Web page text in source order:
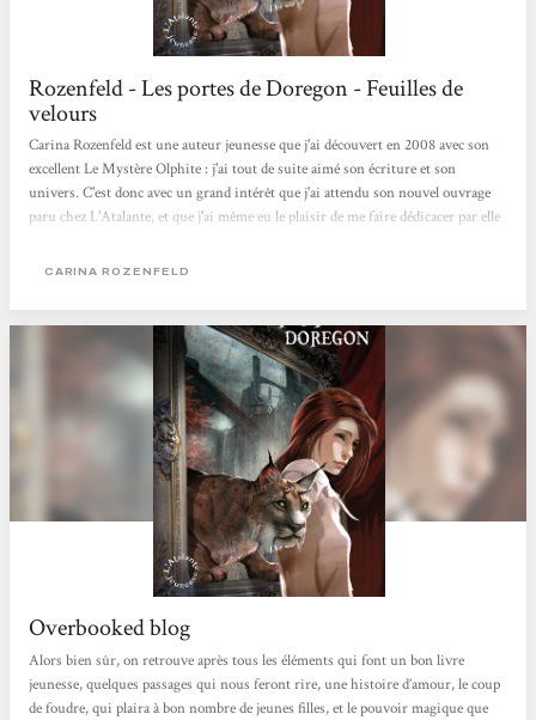
Rozenfeld - Les portes de Doregon - Feuilles de
velours
Carina Rozenfeld est une auteur jeunesse que j'ai découvert en 2008 avec son
excellent Le Mystère Olphite : j'ai tout de suite aimé son écriture et son
univers. C'est donc avec un grand intérêt que j'ai attendu son nouvel ouvrage
paru chez L'Atalante, et que j'ai même eu le plaisir de me faire dédicacer par elle
Enfin, « dévoré » serait sans doute plus juste. C'est difficile d'expliquer
toujours aimé la littérature...
CARINA ROZENFELD
Overbooked blog
Alors bien sûr, on retrouve après tous les éléments qui font un bon livre
jeunesse, quelques passages qui nous feront rire, une histoire d’amour, le coup
de foudre, qui plaira à bon nombre de jeunes filles, et le pouvoir magique que